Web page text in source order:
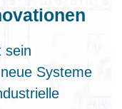
sein
Systeme